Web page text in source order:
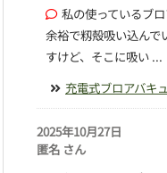
私の使っているブ
余裕で籾殻吸い込んで
すけど、そこに吸い ...
充電式ブロアバキ
2025年10月27日
匿名 さん